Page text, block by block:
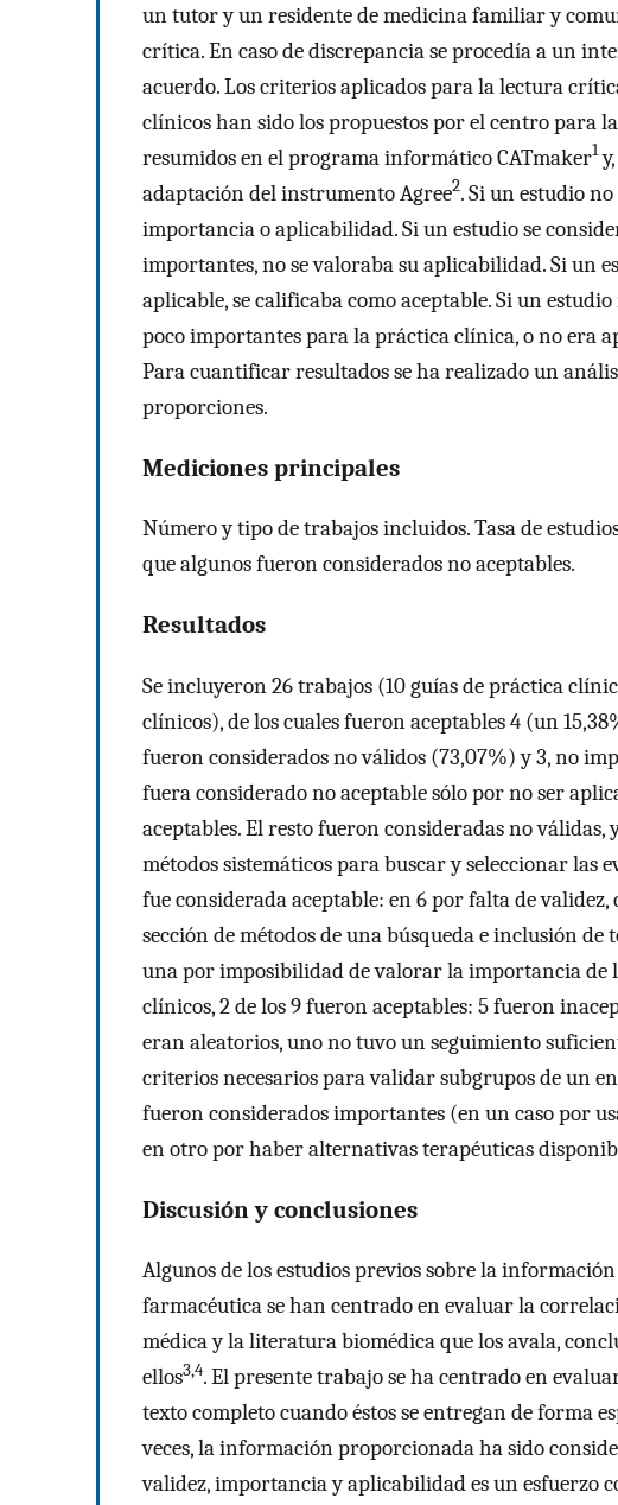
un tutor y un residente de medicina familiar y
crítica. En caso de discrepancia se procedía a un
acuerdo. Los criterios aplicados para la lectura
clínicos han sido los propuestos por el centro para
resumidos en el programa informático CATmaker1
adaptación del instrumento Agree2. Si un estudio
importancia o aplicabilidad. Si un estudio se
importantes, no se valoraba su aplicabilidad. Si un
aplicable, se calificaba como aceptable. Si un
poco importantes para la práctica clínica, o no era
Para cuantificar resultados se ha realizado un
proporciones.
Mediciones principales
Número y tipo de trabajos incluidos. Tasa de
que algunos fueron considerados no aceptables.
Resultados
Se incluyeron 26 trabajos (10 guías de práctica
clínicos), de los cuales fueron aceptables 4 (un
fueron considerados no válidos (73,07%) y 3, no
fuera considerado no aceptable sólo por no ser
aceptables. El resto fueron consideradas no
métodos sistemáticos para buscar y seleccionar las
fue considerada aceptable: en 6 por falta de
sección de métodos de una búsqueda e inclusión de
una por imposibilidad de valorar la importancia de
clínicos, 2 de los 9 fueron aceptables: 5 fueron
eran aleatorios, uno no tuvo un seguimiento
criterios necesarios para validar subgrupos de un
fueron considerados importantes (en un caso por
en otro por haber alternativas terapéuticas
Discusión y conclusiones
Algunos de los estudios previos sobre la
farmacéutica se han centrado en evaluar la
médica y la literatura biomédica que los avala,
ellos3,4. El presente trabajo se ha centrado en
texto completo cuando éstos se entregan de forma
veces, la información proporcionada ha sido
validez, importancia y aplicabilidad es un esfuerzo